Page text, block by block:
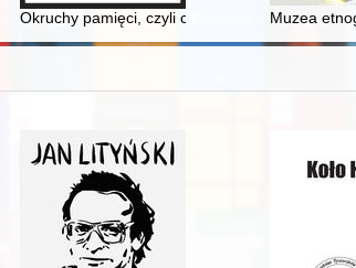
NMP w Krynicy-Zdroju jako źródło
Mrówki : prezentacja wybranych
archeologicznego zlokalizowanego na
Okruchy pamięci, czyli co wiemy o judaikach
Muzea